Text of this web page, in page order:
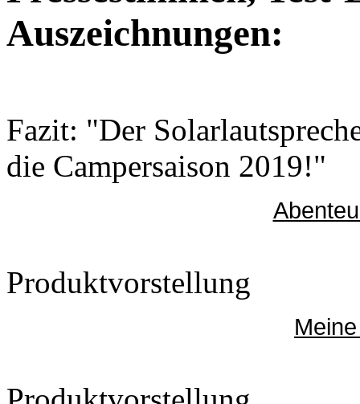
Auszeichnungen:
Fazit: "Der
die Campersaison 2019!"
Produktvorstellung